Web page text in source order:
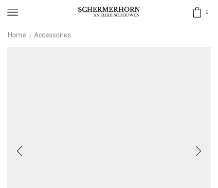
0
Home Accessoires